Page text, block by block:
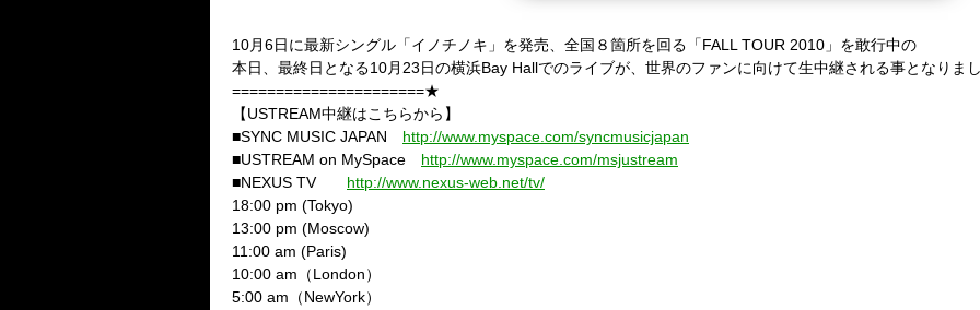
10月6日に最新シングル「イノチノキ」を発売、全国８箇所を回る「FALL TOUR 2010」を敢行中の
本日、最終日となる10月23日の横浜Bay Hallでのライブが、世界のファンに向けて生中継される事となりまし
======================★
【USTREAM中継はこちらから】
■SYNC MUSIC JAPAN http://www.myspace.com/syncmusicjapan
■USTREAM on MySpace http://www.myspace.com/msjustream
■NEXUS TV http://www.nexus-web.net/tv/
18:00 pm (Tokyo)
13:00 pm (Moscow)
11:00 am (Paris)
10:00 am（London）
5:00 am（NewYork）